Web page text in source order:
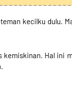
kecilku dulu.
Hal ini